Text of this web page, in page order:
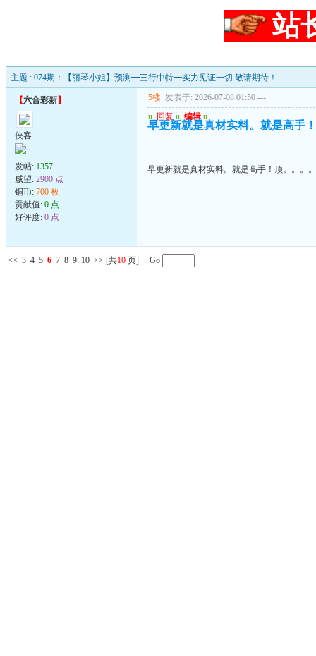
站
主题 : 074期：【丽琴小姐】预测━三行中特━实力见证一切.敬请期待！
【六合彩新】
侠客
发帖: 1357
威望: 2900 点
铜币: 700 枚
贡献值: 0 点
好评度: 0 点
5楼 发表于: 2026-07-08 01:50 ---
u 回复 u 编辑 u
早更新就是真材实料。就是高手
早更新就是真材实料。就是高手！顶。。。
<< 3 4 5 6 7 8 9 10 >> [共10 页] Go